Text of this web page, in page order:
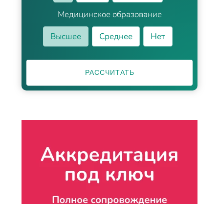
Медицинское образование
Высшее
Среднее Нет
РАССЧИТАТЬ